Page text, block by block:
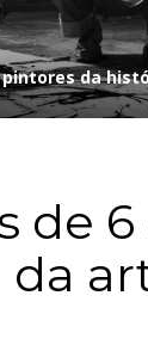
pintores da
de
da